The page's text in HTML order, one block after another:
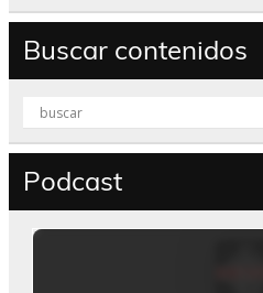
Buscar contenidos
Podcast